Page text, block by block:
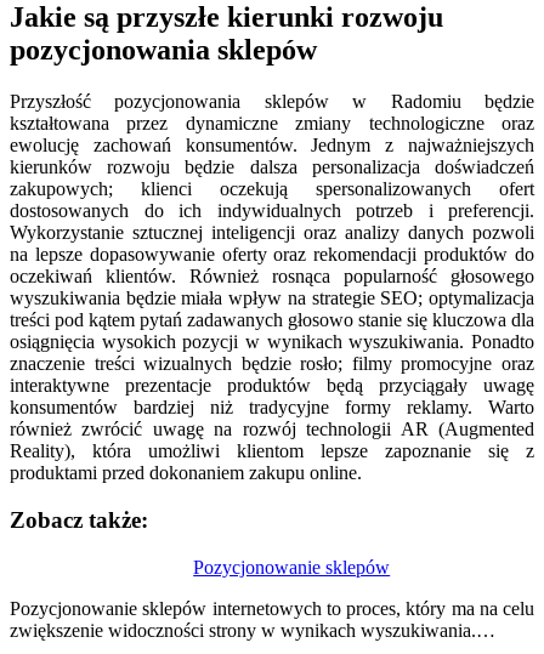
Jakie są przyszłe kierunki rozwoju
pozycjonowania sklepów
Przyszłość pozycjonowania sklepów w Radomiu będzie
kształtowana przez dynamiczne zmiany technologiczne oraz
ewolucję zachowań konsumentów. Jednym z najważniejszych
kierunków rozwoju będzie dalsza personalizacja doświadczeń
zakupowych; klienci oczekują spersonalizowanych ofert
dostosowanych do ich indywidualnych potrzeb i preferencji.
Wykorzystanie sztucznej inteligencji oraz analizy danych pozwoli
na lepsze dopasowywanie oferty oraz rekomendacji produktów do
oczekiwań klientów. Również rosnąca popularność głosowego
wyszukiwania będzie miała wpływ na strategie SEO; optymalizacja
treści pod kątem pytań zadawanych głosowo stanie się kluczowa dla
osiągnięcia wysokich pozycji w wynikach wyszukiwania. Ponadto
znaczenie treści wizualnych będzie rosło; filmy promocyjne oraz
interaktywne prezentacje produktów będą przyciągały uwagę
konsumentów bardziej niż tradycyjne formy reklamy. Warto
również zwrócić uwagę na rozwój technologii AR (Augmented
Reality), która umożliwi klientom lepsze zapoznanie się z
produktami przed dokonaniem zakupu online.
Zobacz także:
Pozycjonowanie sklepów
Pozycjonowanie sklepów internetowych to proces, który ma na celu
zwiększenie widoczności strony w wynikach wyszukiwania.…
wpisu